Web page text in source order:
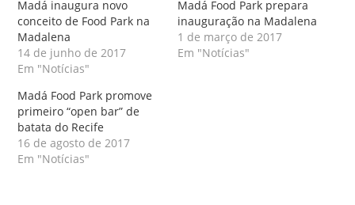
Madá inaugura novo
conceito de Food Park na
Madalena
14 de junho de 2017
Em "Notícias"
Madá Food Park prepara
inauguração na Madalena
1 de março de 2017
Em "Notícias"
Madá Food Park promove
primeiro “open bar” de
batata do Recife
16 de agosto de 2017
Em "Notícias"